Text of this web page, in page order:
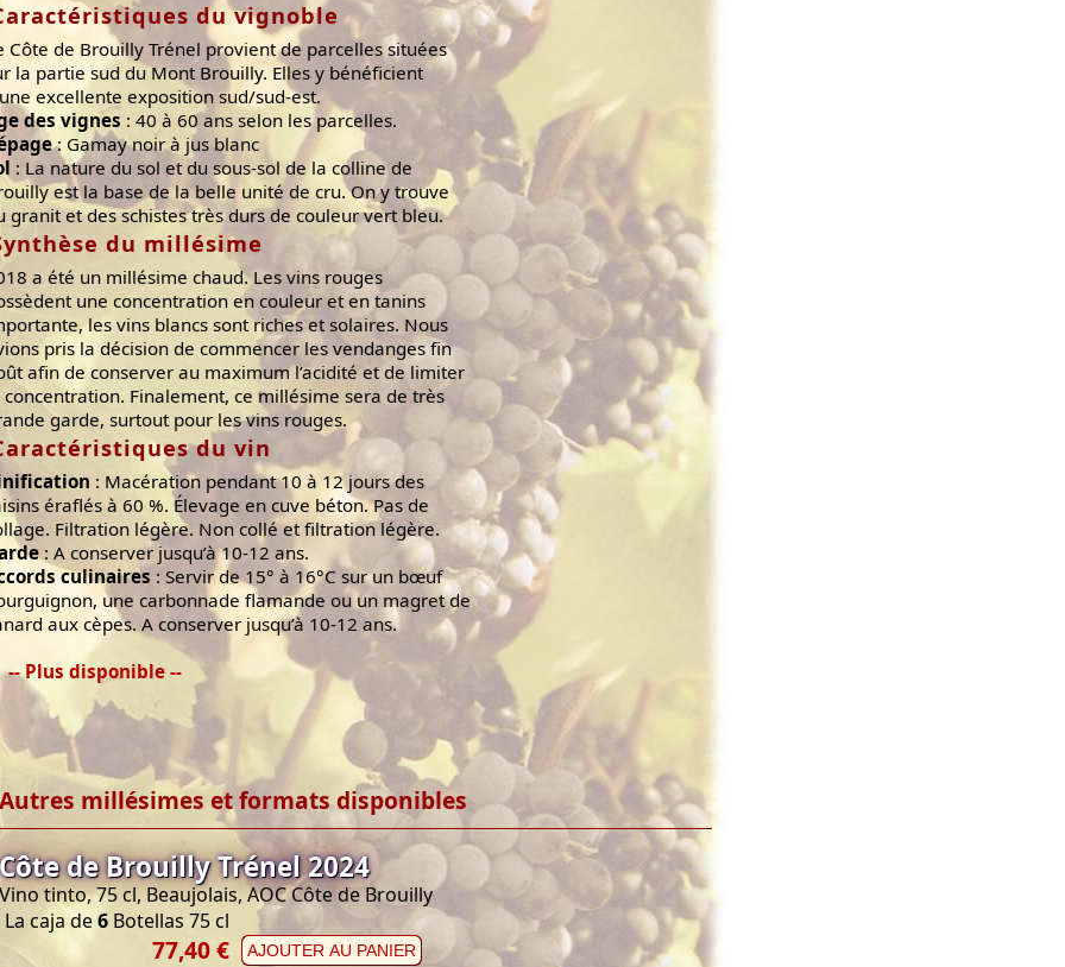
du vignoble
Côte de Brouilly Trénel provient de parcelles situées
la partie sud du Mont Brouilly. Elles y bénéficient
excellente exposition sud/sud-est.
des vignes : 40 à 60 ans selon les parcelles.
: Gamay noir à jus blanc
: La nature du sol et du sous-sol de la colline de
est la base de la belle unité de cru. On y trouve
granit et des schistes très durs de couleur vert bleu.
du millésime
a été un millésime chaud. Les vins rouges
une concentration en couleur et en tanins
les vins blancs sont riches et solaires. Nous
pris la décision de commencer les vendanges fin
afin de conserver au maximum l’acidité et de limiter
concentration. Finalement, ce millésime sera de très
garde, surtout pour les vins rouges.
du vin
: Macération pendant 10 à 12 jours des
éraflés à 60 %. Élevage en cuve béton. Pas de
Filtration légère. Non collé et filtration légère.
: A conserver jusqu’à 10-12 ans.
culinaires : Servir de 15° à 16°C sur un bœuf
une carbonnade flamande ou un magret de
aux cèpes. A conserver jusqu’à 10-12 ans.
-- Plus disponible --
Autres millésimes et formats disponibles
Côte de Brouilly Trénel 2024
Vino tinto, 75 cl, Beaujolais, AOC Côte de Brouilly
La caja de6 Botellas 75 cl
77,40 € AJOUTER AU PANIER